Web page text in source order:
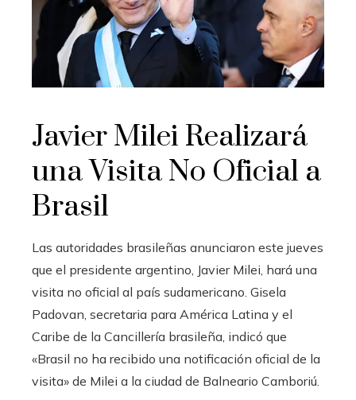
Javier Milei Realizará
una Visita No Oficial a
Brasil
Las autoridades brasileñas anunciaron este jueves
que el presidente argentino, Javier Milei, hará una
visita no oficial al país sudamericano. Gisela
Padovan, secretaria para América Latina y el
Caribe de la Cancillería brasileña, indicó que
«Brasil no ha recibido una notificación oficial de la
visita» de Milei a la ciudad de Balneario Camboriú.